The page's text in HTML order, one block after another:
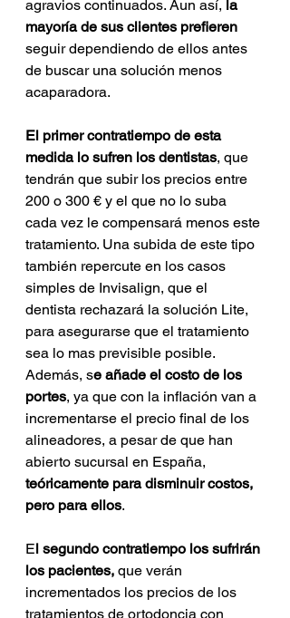
agravios continuados. Aun así, la
mayoría de sus clientes prefieren
seguir dependiendo de ellos antes
de buscar una solución menos
acaparadora.
El primer contratiempo de esta
medida lo sufren los dentistas, que
tendrán que subir los precios entre
200 o 300 € y el que no lo suba
cada vez le compensará menos este
tratamiento. Una subida de este tipo
también repercute en los casos
simples de Invisalign, que el
dentista rechazará la solución Lite,
para asegurarse que el tratamiento
sea lo mas previsible posible.
Además, se añade el costo de los
portes, ya que con la inflación van a
incrementarse el precio final de los
alineadores, a pesar de que han
abierto sucursal en España,
teóricamente para disminuir costos,
pero para ellos.
El segundo contratiempo los sufrirán
los pacientes, que verán
incrementados los precios de los
tratamientos de ortodoncia con